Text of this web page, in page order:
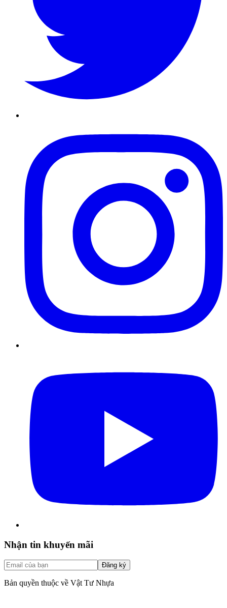
Nhận tin khuyến mãi
Đăng ký
Bản quyền thuộc về Vật Tư Nhựa